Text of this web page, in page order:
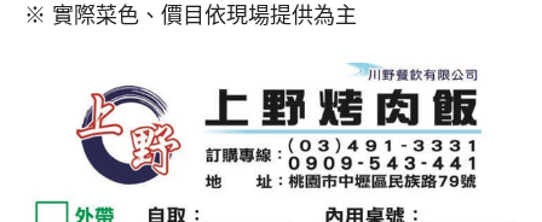
※ 實際菜色、價目依現場提供為主